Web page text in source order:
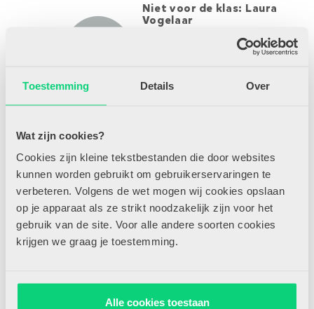
Toestemming Details Over
Wat zijn cookies?
Cookies zijn kleine tekstbestanden die door websites
kunnen worden gebruikt om gebruikerservaringen te
verbeteren. Volgens de wet mogen wij cookies opslaan
op je apparaat als ze strikt noodzakelijk zijn voor het
gebruik van de site. Voor alle andere soorten cookies
krijgen we graag je toestemming.
Alle cookies toestaan
Niet voor de klas: Laura
Vogelaar
Over de grens: Denemarken
Zo doen wij dat: Verjaardag
zonder traktatie
PROFESSIONALISERING
Zo herken je faalangst
Ondersteuning van AI